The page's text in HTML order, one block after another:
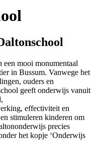
mooi monumentaal
in Bussum. Vanwege het
ouders en
geeft onderwijs vanuit
effectiviteit en
stimuleren kinderen om
precies
het kopje ‘Onderwijs